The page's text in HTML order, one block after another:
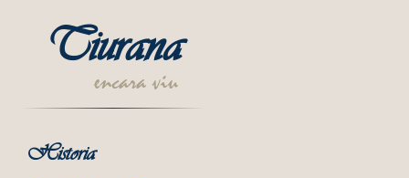
Tiurana
encara viu
Historia